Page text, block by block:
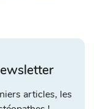
articles, les